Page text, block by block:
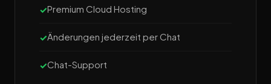
Premium Cloud Hosting
Änderungen jederzeit per Chat
Chat-Support